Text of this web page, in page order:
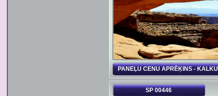
PANEĻU CENU APRĒĶINS -
SP 00446